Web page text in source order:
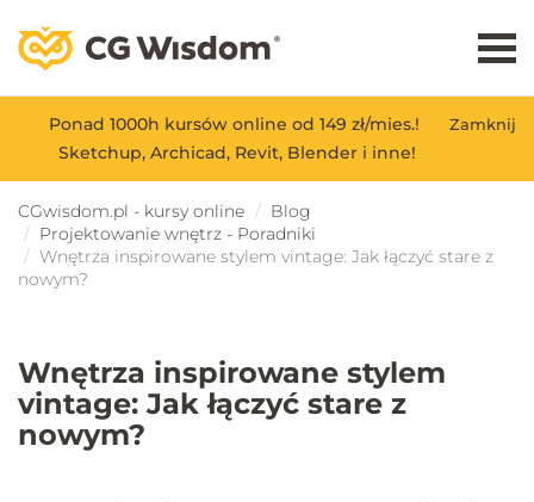
Zamknij
Ponad 1000h kursów online od 149 zł/mies.!
Sketchup, Archicad, Revit, Blender i inne!
CGwisdom.pl - kursy online
Blog
Projektowanie wnętrz - Poradniki
Wnętrza inspirowane stylem vintage: Jak łączyć stare z
nowym?
Wnętrza inspirowane stylem
vintage: Jak łączyć stare z
nowym?